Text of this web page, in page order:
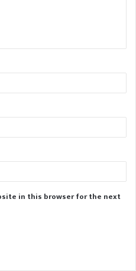
in this browser for the next